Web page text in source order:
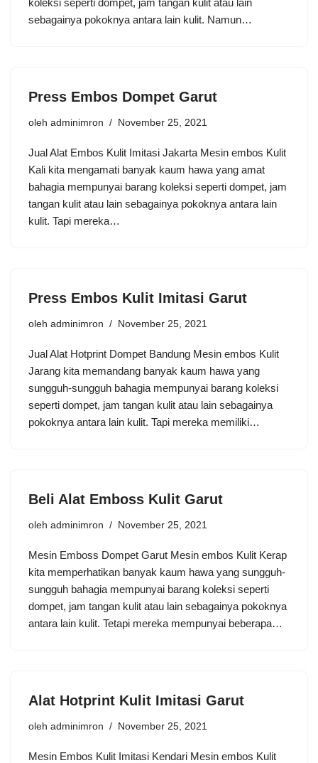
sebagainya pokoknya antara lain kulit. Namun…
Press Embos Dompet Garut
oleh adminimron November 25, 2021
Jual Alat Embos Kulit Imitasi Jakarta Mesin embos Kulit
Kali kita mengamati banyak kaum hawa yang amat
bahagia mempunyai barang koleksi seperti dompet, jam
tangan kulit atau lain sebagainya pokoknya antara lain
kulit. Tapi mereka…
Press Embos Kulit Imitasi Garut
oleh adminimron November 25, 2021
Jual Alat Hotprint Dompet Bandung Mesin embos Kulit
Jarang kita memandang banyak kaum hawa yang
sungguh-sungguh bahagia mempunyai barang koleksi
seperti dompet, jam tangan kulit atau lain sebagainya
pokoknya antara lain kulit. Tapi mereka memiliki…
Beli Alat Emboss Kulit Garut
oleh adminimron November 25, 2021
Mesin Emboss Dompet Garut Mesin embos Kulit Kerap
kita memperhatikan banyak kaum hawa yang sungguh-
sungguh bahagia mempunyai barang koleksi seperti
dompet, jam tangan kulit atau lain sebagainya pokoknya
antara lain kulit. Tetapi mereka mempunyai beberapa…
Alat Hotprint Kulit Imitasi Garut
oleh adminimron November 25, 2021
Mesin Embos Kulit Imitasi Kendari Mesin embos Kulit